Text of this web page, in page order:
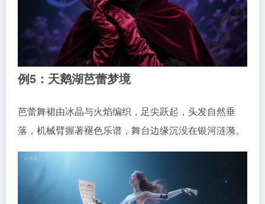
例5：天鹅湖芭蕾梦境
芭蕾舞裙由冰晶与火焰编织，足尖跃起，头发自然垂
落，机械臂握著褪色乐谱，舞台边缘沉没在银河涟漪。